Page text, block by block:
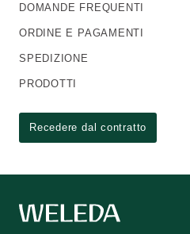
DOMANDE FREQUENTI
ORDINE E PAGAMENTI
SPEDIZIONE
PRODOTTI
Recedere dal contratto